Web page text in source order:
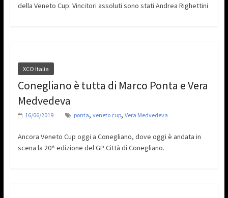
della Veneto Cup. Vincitori assoluti sono stati Andrea Righettini
XCO Italia
Conegliano è tutta di Marco Ponta e Vera
Medvedeva
16/06/2019 ponta, veneto cup, Vera Medvedeva
Ancora Veneto Cup oggi a Conegliano, dove oggi è andata in
scena la 20^ edizione del GP Città di Conegliano.